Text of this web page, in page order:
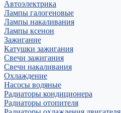
Автоэлектрика
Лампы галогеновые
Лампы накаливания
Лампы ксенон
Зажигание
Катушки зажигания
Свечи зажигания
Свечи накаливания
Охлаждение
Насосы водяные
Радиаторы кондиционера
Радиаторы отопителя